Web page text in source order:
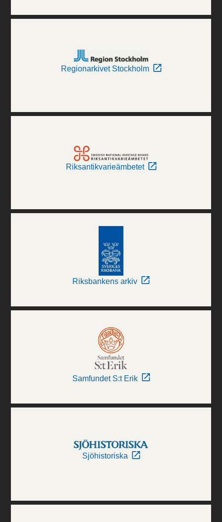
Regionarkivet Stockholm
Riksantikvarieämbetet
Riksbankens arkiv
Samfundet S:t Erik
Sjöhistoriska